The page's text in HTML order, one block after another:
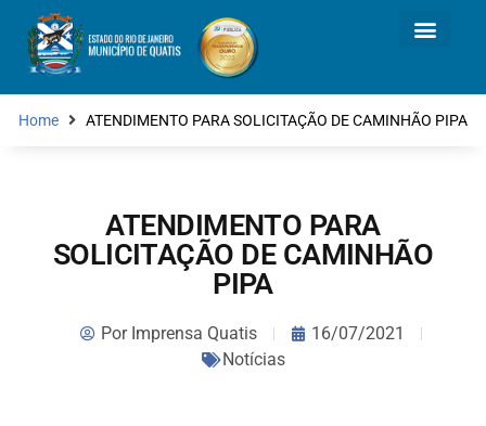
Home ATENDIMENTO PARA SOLICITAÇÃO DE CAMINHÃO PIPA
ATENDIMENTO PARA
SOLICITAÇÃO DE CAMINHÃO
PIPA
PorImprensa Quatis
16/07/2021
Notícias